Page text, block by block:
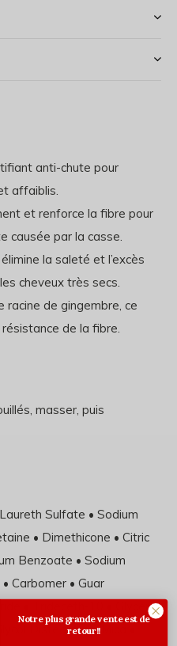
anti-chute pour
affaiblis.
et renforce la fibre pour
causée par la casse.
la saleté et l’excès
cheveux très secs.
racine de gingembre, ce
de la fibre.
masser, puis
Sulfate • Sodium
• Dimethicone • Citric
Benzoate • Sodium
Carbomer • Guar
• Trideceth-10 • Glycerin
Distearate • Mica •
Notre plus grande vente est de
retour!!